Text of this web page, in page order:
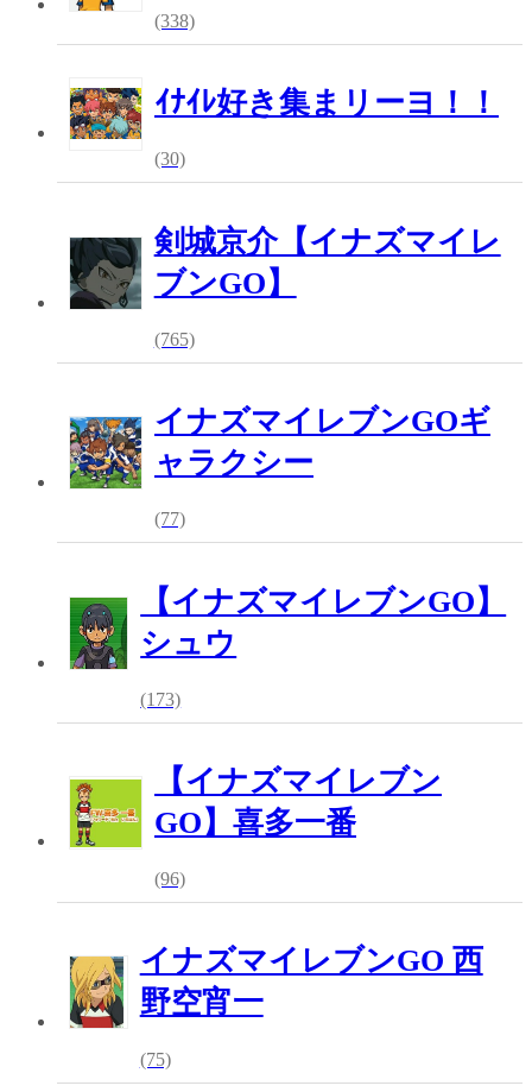
(338)
ｲﾅｲﾚ好き集まリーヨ！！
(30)
剣城京介【イナズマイレ
ブンGO】
(765)
イナズマイレブンGOギ
ャラクシー
(77)
【イナズマイレブンGO】
シュウ
(173)
【イナズマイレブン
GO】喜多一番
(96)
イナズマイレブンGO 西
野空宵一
(75)